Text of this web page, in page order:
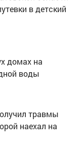
в детский
домах на
воды
травмы
наехал на